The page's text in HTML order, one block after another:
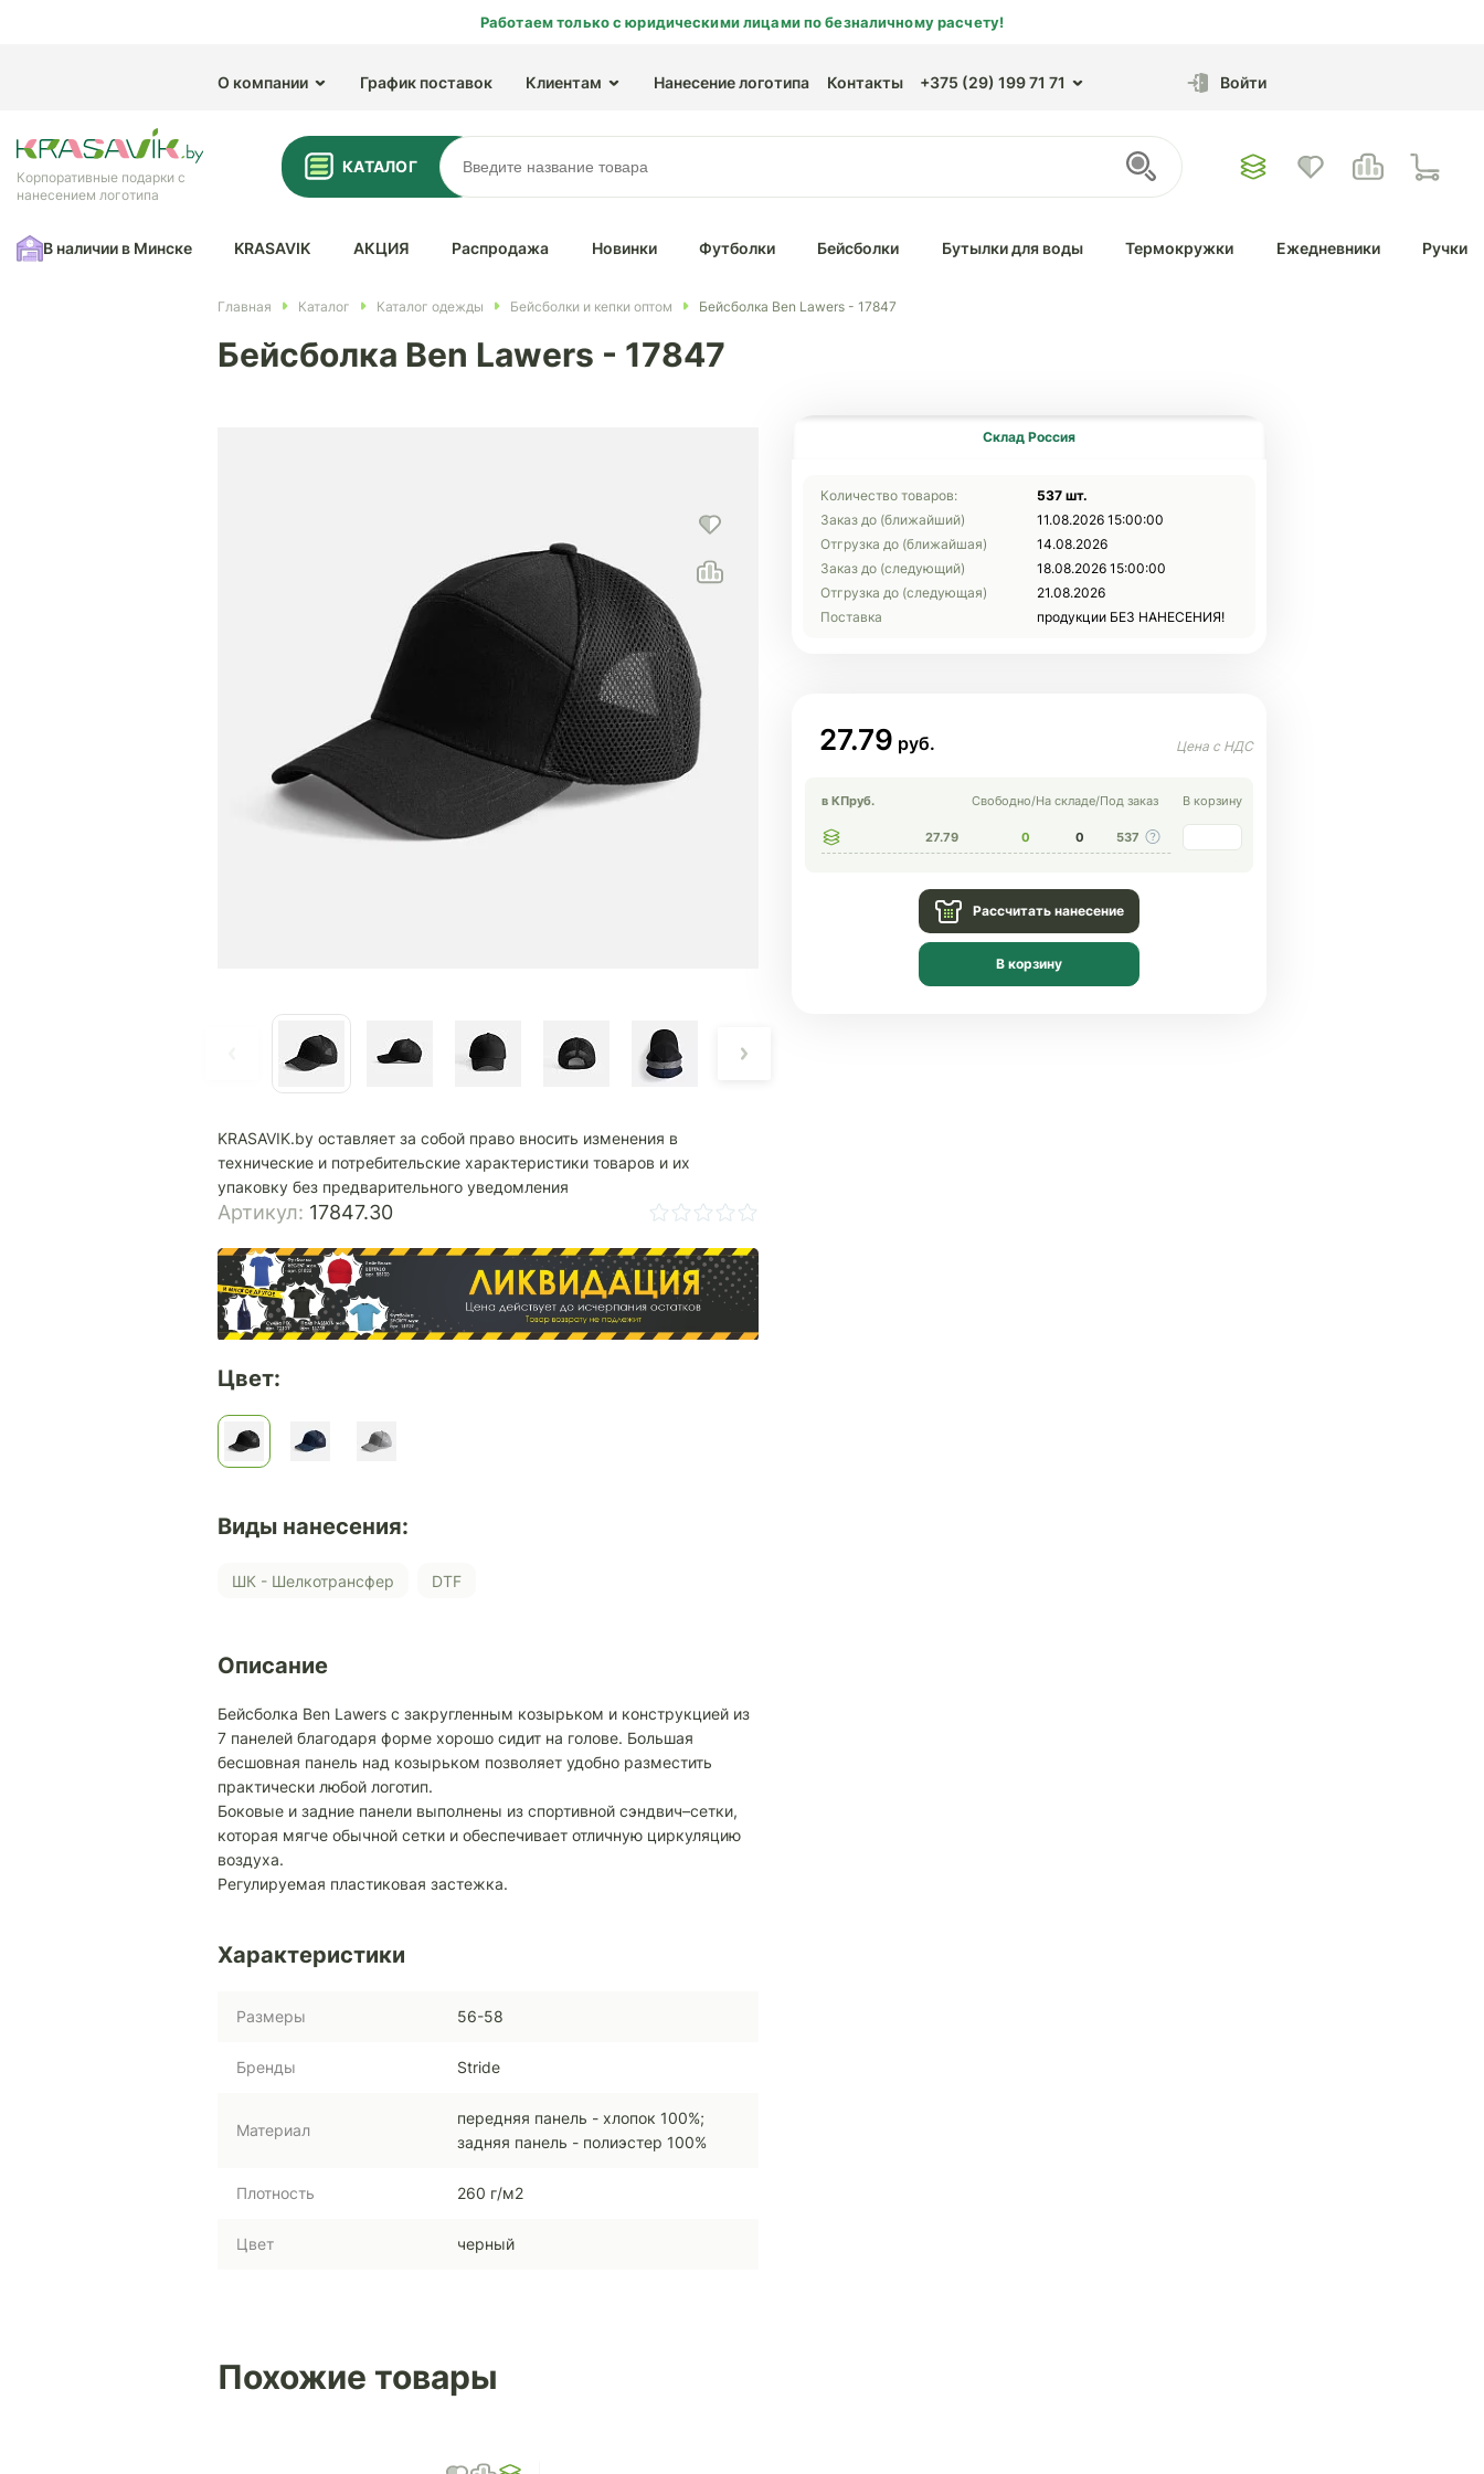
Работаем только с юридическими лицами по безналичному расчету!
О компании График поставок Клиентам Нанесение логотипа Контакты +375 (29) 199 71 71 Войти
Корпоративные подарки с
нанесением логотипа
КАТАЛОГ
В наличии в Минске KRASAVIK АКЦИЯ Распродажа Новинки Футболки Бейсболки Бутылки для воды Термокружки Ежедневники Ручки
Главная Каталог Каталог одежды Бейсболки и кепки оптом Бейсболка Ben Lawers - 17847
Бейсболка Ben Lawers - 17847
KRASAVIK.by оставляет за собой право вносить изменения в
технические и потребительские характеристики товаров и их
упаковку без предварительного уведомления
Артикул: 17847.30
Цвет:
Виды нанесения:
ШК - Шелкотрансфер DTF
Описание
Бейсболка Ben Lawers с закругленным козырьком и конструкцией из
7 панелей благодаря форме хорошо сидит на голове. Большая
бесшовная панель над козырьком позволяет удобно разместить
практически любой логотип.
Боковые и задние панели выполнены из спортивной сэндвич–сетки,
которая мягче обычной сетки и обеспечивает отличную циркуляцию
воздуха.
Регулируемая пластиковая застежка.
Характеристики
Размеры 56-58
Бренды Stride
Материал
передняя панель - хлопок 100%;
задняя панель - полиэстер 100%
Плотность 260 г/м2
Цвет черный
Склад Россия
Количество товаров:
537 шт.
Заказ до (ближайший)
11.08.2026 15:00:00
Отгрузка до (ближайшая)
14.08.2026
Заказ до (следующий)
18.08.2026 15:00:00
Отгрузка до (следующая)
21.08.2026
Поставка
продукции БЕЗ НАНЕСЕНИЯ!
27.79
в КПруб. Свободно/На складе/Под заказ В корзину
27.79 0 0 537
Рассчитать нанесение
В корзину
Похожие товары